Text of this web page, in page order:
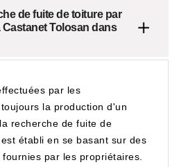
de fuite de toiture par
Castanet Tolosan dans
par les
la production d'un
recherche de fuite de
établi en se basant sur des
par les propriétaires.